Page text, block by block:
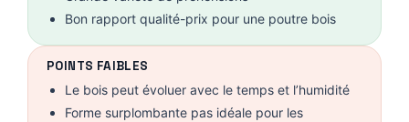
Bon rapport qualité-prix pour une poutre bois
POINTS FAIBLES
Le bois peut évoluer avec le temps et l’humidité
Forme surplombante pas idéale pour les